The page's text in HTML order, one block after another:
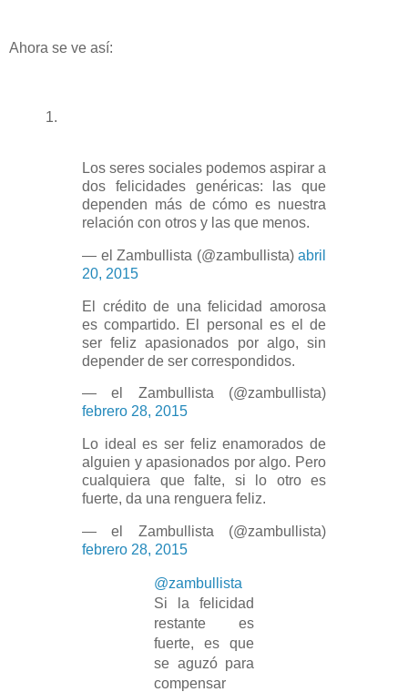
Ahora se ve así:
1.
Los seres sociales podemos aspirar a
dos felicidades genéricas: las que
dependen más de cómo es nuestra
relación con otros y las que menos.
— el Zambullista (@zambullista) abril
20, 2015
El crédito de una felicidad amorosa
es compartido. El personal es el de
ser feliz apasionados por algo, sin
depender de ser correspondidos.
— el Zambullista (@zambullista)
febrero 28, 2015
Lo ideal es ser feliz enamorados de
alguien y apasionados por algo. Pero
cualquiera que falte, si lo otro es
fuerte, da una renguera feliz.
— el Zambullista (@zambullista)
febrero 28, 2015
@zambullista
Si la felicidad
restante es
fuerte, es que
se aguzó para
compensar